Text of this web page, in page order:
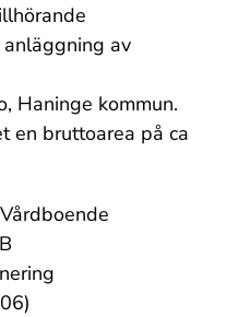
av
Haninge kommun.
en bruttoarea på ca